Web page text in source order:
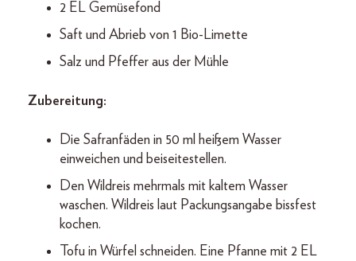
2 EL Gemüsefond
Saft und Abrieb von 1 Bio-Limette
Salz und Pfeffer aus der Mühle
Zubereitung:
Die Safranfäden in 50 ml heißem Wasser
einweichen und beiseitestellen.
Den Wildreis mehrmals mit kaltem Wasser
waschen. Wildreis laut Packungsangabe bissfest
kochen.
Tofu in Würfel schneiden. Eine Pfanne mit 2 EL